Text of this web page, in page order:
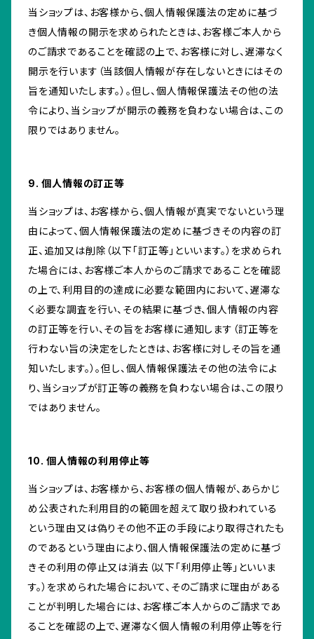
当ショップは、お客様から、個人情報保護法の定めに基づ
き個人情報の開示を求められたときは、お客様ご本人から
のご請求であることを確認の上で、お客様に対し、遅滞なく
開示を行います（当該個人情報が存在しないときにはその
旨を通知いたします。）。但し、個人情報保護法その他の法
令により、当ショップが開示の義務を負わない場合は、この
限りではありません。
9. 個人情報の訂正等
当ショップは、お客様から、個人情報が真実でないという理
由によって、個人情報保護法の定めに基づきその内容の訂
正、追加又は削除（以下「訂正等」といいます。）を求められ
た場合には、お客様ご本人からのご請求であることを確認
の上で、利用目的の達成に必要な範囲内において、遅滞な
く必要な調査を行い、その結果に基づき、個人情報の内容
の訂正等を行い、その旨をお客様に通知します（訂正等を
行わない旨の決定をしたときは、お客様に対しその旨を通
知いたします。）。但し、個人情報保護法その他の法令によ
り、当ショップが訂正等の義務を負わない場合は、この限り
ではありません。
10. 個人情報の利用停止等
当ショップは、お客様から、お客様の個人情報が、あらかじ
め公表された利用目的の範囲を超えて取り扱われている
という理由又は偽りその他不正の手段により取得されたも
のであるという理由により、個人情報保護法の定めに基づ
きその利用の停止又は消去（以下「利用停止等」といいま
す。）を求められた場合において、そのご請求に理由がある
ことが判明した場合には、お客様ご本人からのご請求であ
ることを確認の上で、遅滞なく個人情報の利用停止等を行